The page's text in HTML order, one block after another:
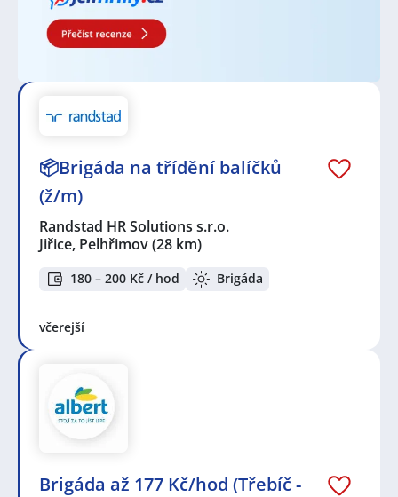
📦Brigáda na třídění balíčků
(ž/m)
Randstad HR Solutions s.r.o.
Jiřice, Pelhřimov(28 km)
180 – 200 Kč / hod Brigáda
včerejší
Brigáda až 177 Kč/hod (Třebíč -